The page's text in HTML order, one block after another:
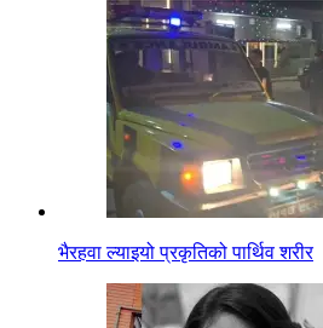
भैरहवा ल्याइयो प्रकृतिको पार्थिव शरीर